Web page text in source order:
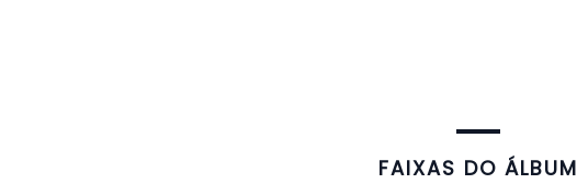
FAIXAS DO ÁLBUM